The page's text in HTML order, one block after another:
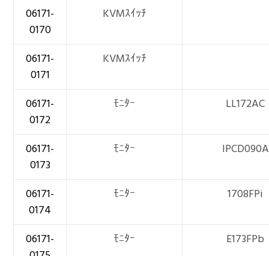
06171-
0170
KVMｽｲｯﾁ
06171-
0171
KVMｽｲｯﾁ
06171-
0172
ﾓﾆﾀｰ LL172AC
06171-
0173
ﾓﾆﾀｰ IPCD090A
06171-
0174
ﾓﾆﾀｰ 1708FPi
06171-
ﾓﾆﾀｰ E173FPb